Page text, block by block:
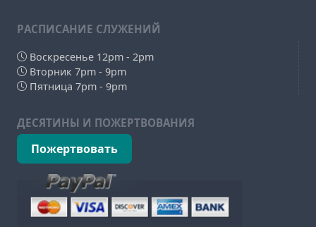
РAСПИСАНИЕ СЛУЖЕНИЙ
Воскресенье 12pm - 2pm
Вторник 7pm - 9pm
Пятница 7pm - 9pm
ДЕСЯТИНЫ И ПОЖЕРТВОВАНИЯ
Пожертвовать